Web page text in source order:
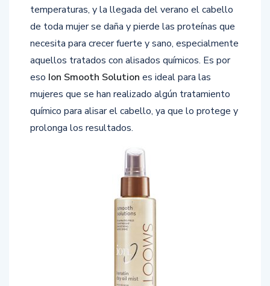
temperaturas, y la llegada del verano el cabello
de toda mujer se daña y pierde las proteínas que
necesita para crecer fuerte y sano, especialmente
aquellos tratados con alisados químicos. Es por
eso Ion Smooth Solution es ideal para las
mujeres que se han realizado algún tratamiento
químico para alisar el cabello, ya que lo protege y
prolonga los resultados.